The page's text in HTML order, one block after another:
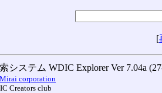
[
システム WDIC Explorer Ver 7.04a
Mirai corporation
Creators club